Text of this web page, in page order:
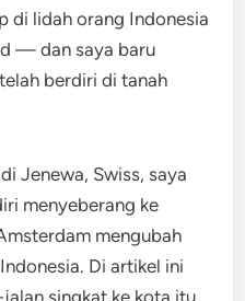
di lidah orang Indonesia
— dan saya baru
berdiri di tanah
Jenewa, Swiss, saya
menyeberang ke
mengubah
Di artikel ini
singkat ke kota itu